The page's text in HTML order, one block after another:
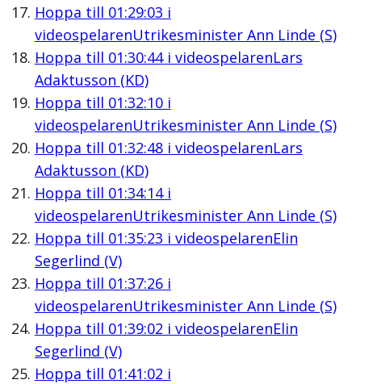
Hoppa till 01:29:03 i
videospelarenUtrikesminister Ann Linde (S)
Hoppa till 01:30:44i videospelarenLars
Adaktusson (KD)
Hoppa till 01:32:10i
videospelarenUtrikesminister Ann Linde (S)
Hoppa till 01:32:48i videospelarenLars
Adaktusson (KD)
Hoppa till 01:34:14i
videospelarenUtrikesminister Ann Linde (S)
Hoppa till 01:35:23 i videospelarenElin
Segerlind (V)
Hoppa till 01:37:26i
videospelarenUtrikesminister Ann Linde (S)
Hoppa till 01:39:02 i videospelarenElin
Segerlind (V)
Hoppa till 01:41:02 i